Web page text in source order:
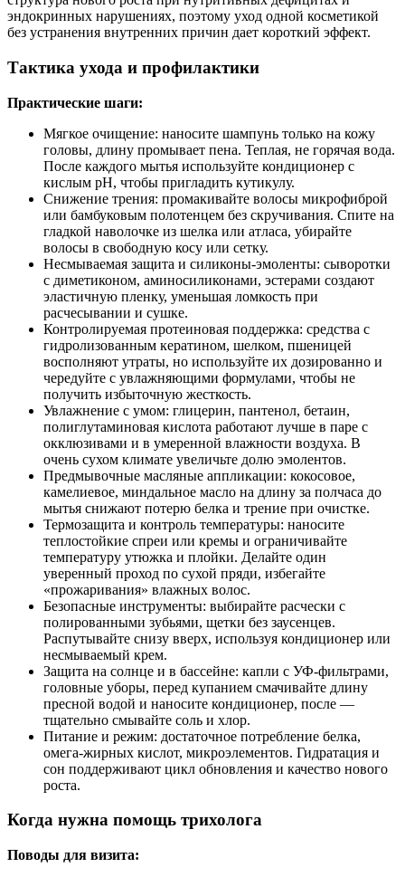
эндокринных нарушениях, поэтому уход одной косметикой
без устранения внутренних причин дает короткий эффект.
Тактика ухода и профилактики
Практические шаги:
Мягкое очищение: наносите шампунь только на кожу
головы, длину промывает пена. Теплая, не горячая вода.
После каждого мытья используйте кондиционер с
кислым pH, чтобы пригладить кутикулу.
Снижение трения: промакивайте волосы микрофиброй
или бамбуковым полотенцем без скручивания. Спите на
гладкой наволочке из шелка или атласа, убирайте
волосы в свободную косу или сетку.
Несмываемая защита и силиконы‑эмоленты: сыворотки
с диметиконом, аминосиликонами, эстерами создают
эластичную пленку, уменьшая ломкость при
расчесывании и сушке.
Контролируемая протеиновая поддержка: средства с
гидролизованным кератином, шелком, пшеницей
восполняют утраты, но используйте их дозированно и
чередуйте с увлажняющими формулами, чтобы не
получить избыточную жесткость.
Увлажнение с умом: глицерин, пантенол, бетаин,
полиглутаминовая кислота работают лучше в паре с
окклюзивами и в умеренной влажности воздуха. В
очень сухом климате увеличьте долю эмолентов.
Предмывочные масляные аппликации: кокосовое,
камелиевое, миндальное масло на длину за полчаса до
мытья снижают потерю белка и трение при очистке.
Термозащита и контроль температуры: наносите
теплостойкие спреи или кремы и ограничивайте
температуру утюжка и плойки. Делайте один
уверенный проход по сухой пряди, избегайте
«прожаривания» влажных волос.
Безопасные инструменты: выбирайте расчески с
полированными зубьями, щетки без заусенцев.
Распутывайте снизу вверх, используя кондиционер или
несмываемый крем.
Защита на солнце и в бассейне: капли с УФ‑фильтрами,
головные уборы, перед купанием смачивайте длину
пресной водой и наносите кондиционер, после —
тщательно смывайте соль и хлор.
Питание и режим: достаточное потребление белка,
омега‑жирных кислот, микроэлементов. Гидратация и
сон поддерживают цикл обновления и качество нового
роста.
Когда нужна помощь трихолога
Поводы для визита: